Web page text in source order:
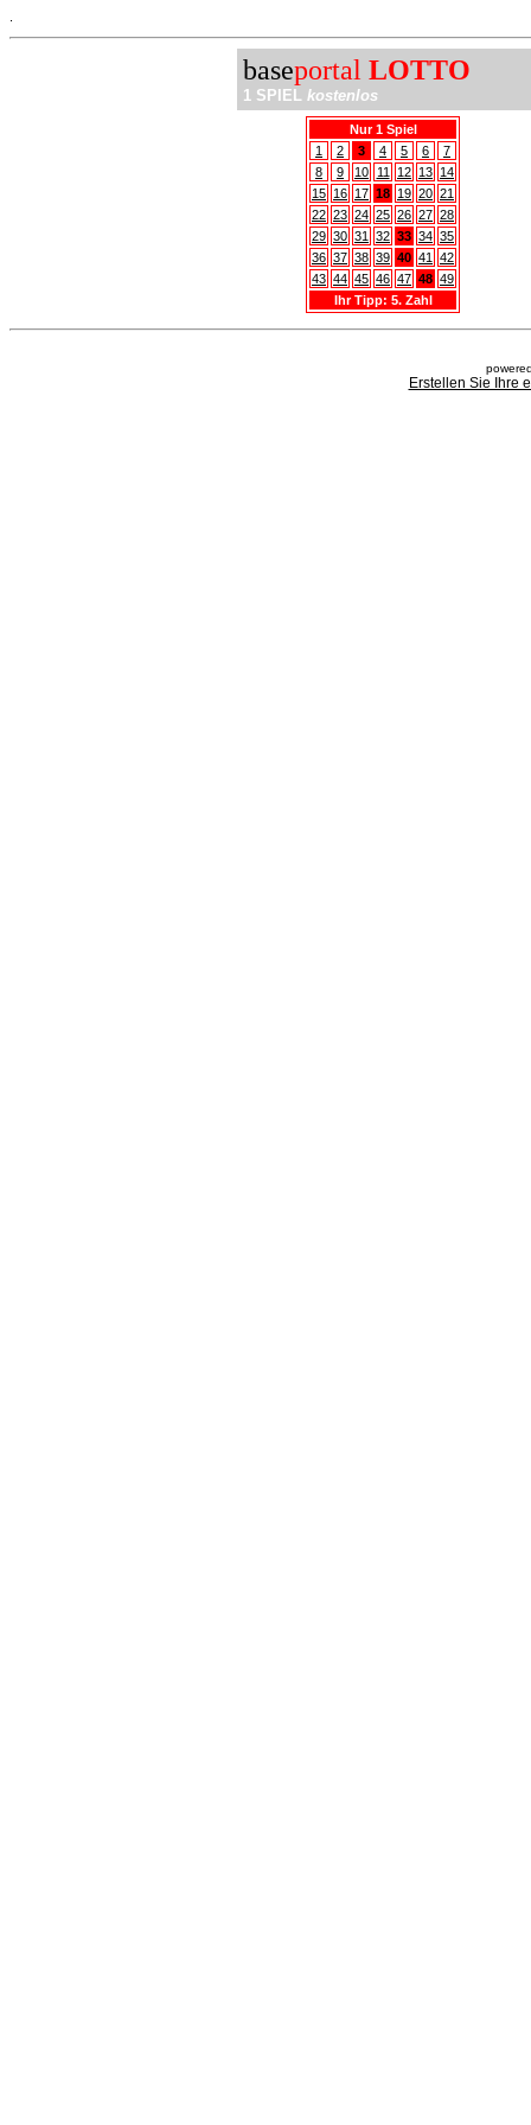
baseportal LOTTO
1 SPIEL kostenlos
Nur 1 Spiel
1
2 3 4 5 6
7
8
9 10 11 12 13 14
15 16 17 18 19 20 21
22 23 24 25 26 27 28
29 30 31 32 33 34 35
36 37 38 39 40 41
42
43 44 45 46 47 48 49
Ihr Tipp: 5. Zahl
Erstellen Sie Ihre